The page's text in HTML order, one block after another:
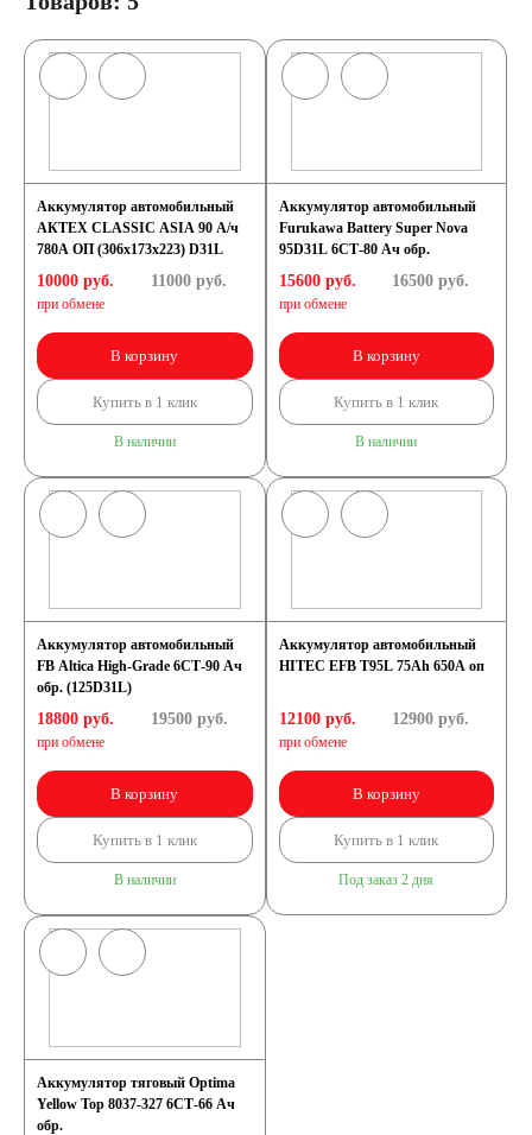
Аккумулятор автомобильный
АКТЕХ CLASSIC ASIA 90 А/ч
780А ОП (306x173x223) D31L
10000 руб.
при обмене
11000руб.
В корзину
Купить в 1 клик
В наличии
Аккумулятор автомобильный
Furukawa Battery Super Nova
95D31L 6СТ-80 Ач обр.
15600 руб.
при обмене
16500 руб.
В корзину
Купить в 1 клик
В наличии
Аккумулятор автомобильный
FB Altica High-Grade 6СТ-90 Ач
обр. (125D31L)
18800 руб.
при обмене
19500руб.
В корзину
Купить в 1 клик
В наличии
Аккумулятор автомобильный
HITEC EFB T95L 75Ah 650A оп
12100 руб.
при обмене
12900 руб.
В корзину
Купить в 1 клик
Под заказ 2 дня
Аккумулятор тяговый Optima
Yellow Top 8037-327 6СТ-66 Ач
обр.